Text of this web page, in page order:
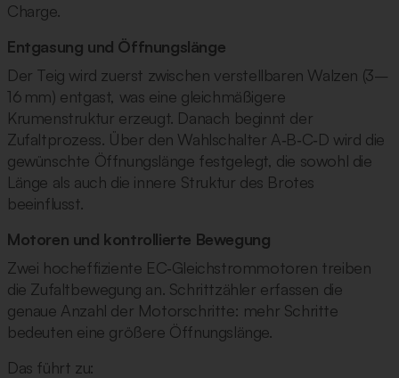
Charge.
Entgasung und Öffnungslänge
Der Teig wird zuerst zwischen verstellbaren Walzen (3–
16 mm) entgast, was eine gleichmäßigere
Krumenstruktur erzeugt. Danach beginnt der
Zufaltprozess. Über den Wahlschalter A‑B‑C‑D wird die
gewünschte Öffnungslänge festgelegt, die sowohl die
Länge als auch die innere Struktur des Brotes
beeinflusst.
Motoren und kontrollierte Bewegung
Zwei hocheffiziente EC‑Gleichstrommotoren treiben
die Zufaltbewegung an. Schrittzähler erfassen die
genaue Anzahl der Motorschritte: mehr Schritte
bedeuten eine größere Öffnungslänge.
Das führt zu: